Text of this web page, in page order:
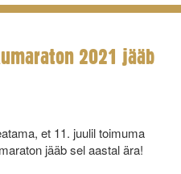
2021 jääb
et 11. juulil toimuma
jääb sel aastal ära!